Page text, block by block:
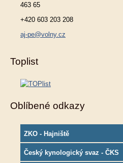
463 65
+420 603 203 208
aj-pe@volny.cz
Toplist
Oblíbené odkazy
ZKO - Hajniště
Český kynologický svaz - ČKS